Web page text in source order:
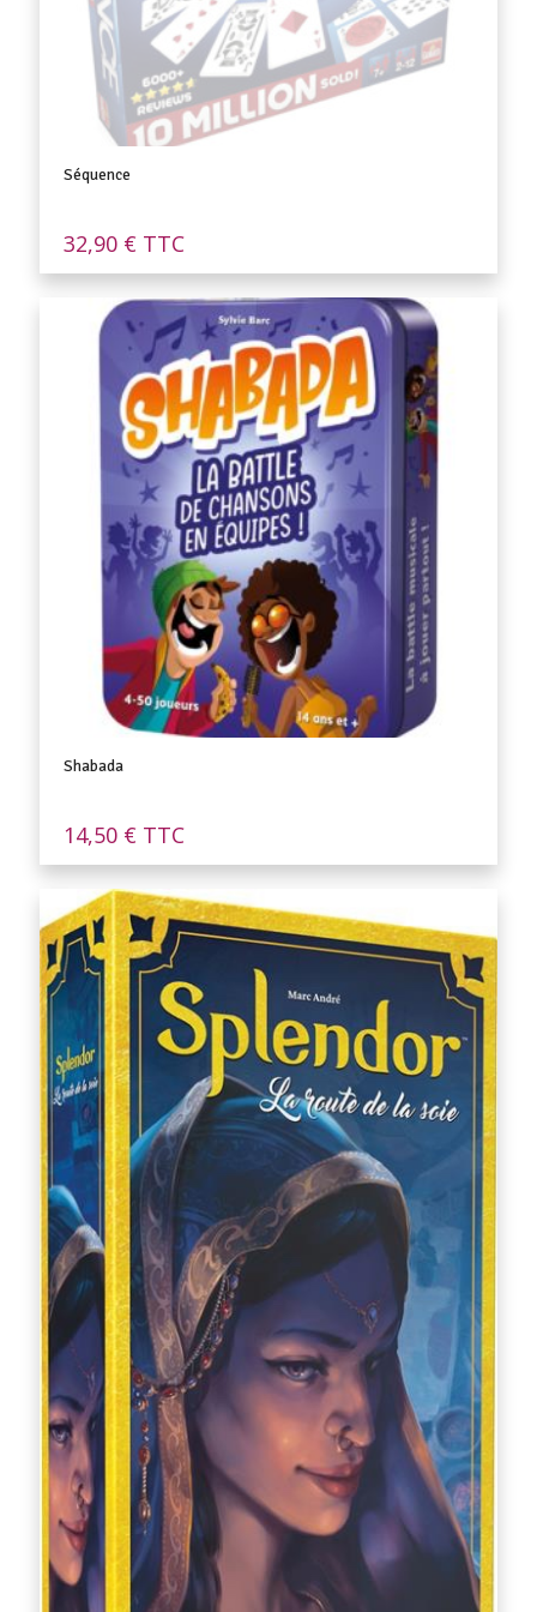
Séquence
32,90 € TTC
Shabada
14,50 € TTC